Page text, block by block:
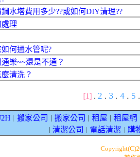
水塔費用多少??或如何DIY清理??
理
何通水管呢?
樂~~還是不通？
清洗？
[1] . 2 . 3 . 4 . 5 .
搬家公司 搬家公司 租屋 租屋網
清潔公司 電話清潔 購